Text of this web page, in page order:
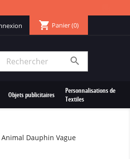
shopping_cart Panier(0)

Objets publicitaires
Personnalisations de
Textiles
Dauphin Vague